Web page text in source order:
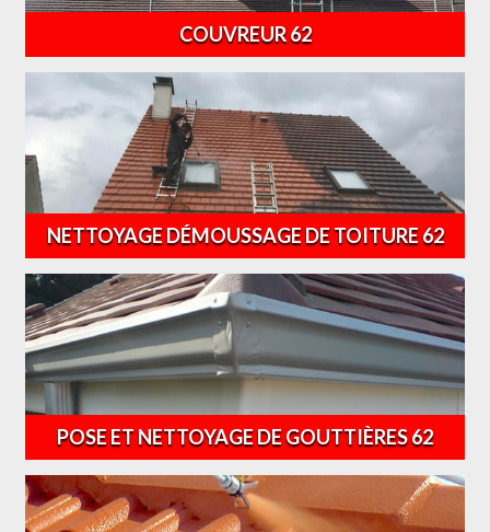
COUVREUR 62
NETTOYAGE DÉMOUSSAGE DE TOITURE 62
POSE ET NETTOYAGE DE GOUTTIÈRES 62